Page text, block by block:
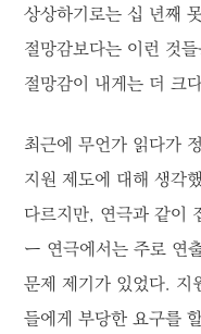
상상하기로는 십 년째
절망감보다는 이런 것
절망감이 내게는 더 크
최근에 무언가 읽다가
지원 제도에 대해 생각
다르지만, 연극과 같이
ー 연극에서는 주로 연
문제 제기가 있었다. 지
들에게 부당한 요구를